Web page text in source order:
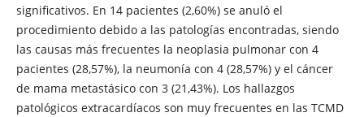
significativos. En 14 pacientes (2,60%) se anuló el
procedimiento debido a las patologías encontradas, siendo
las causas más frecuentes la neoplasia pulmonar con 4
pacientes (28,57%), la neumonía con 4 (28,57%) y el cáncer
de mama metastásico con 3 (21,43%). Los hallazgos
patológicos extracardíacos son muy frecuentes en las TCMD